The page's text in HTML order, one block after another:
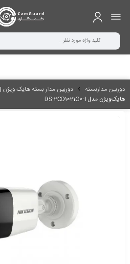
دوربین مداربسته دوربین مدار بسته هایک ویژن | HikVision
هایک‌ویژن مدل DS-2CD1021G0-I